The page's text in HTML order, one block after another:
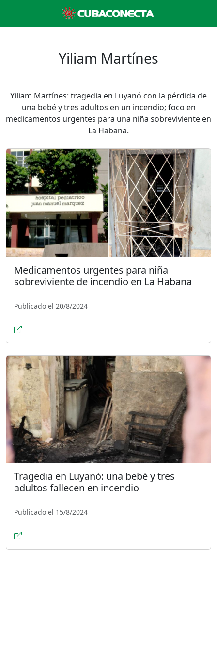
Yiliam Martínes
Yiliam Martínes: tragedia en Luyanó con la pérdida de
una bebé y tres adultos en un incendio; foco en
medicamentos urgentes para una niña sobreviviente en
La Habana.
Medicamentos urgentes para niña
sobreviviente de incendio en La Habana
Publicado el 20/8/2024
Tragedia en Luyanó: una bebé y tres
adultos fallecen en incendio
Publicado el 15/8/2024